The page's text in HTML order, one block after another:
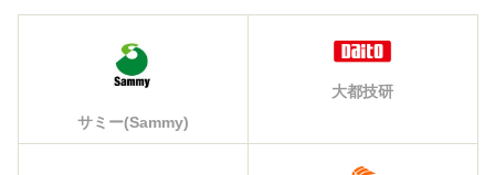
サミー(Sammy)
大都技研